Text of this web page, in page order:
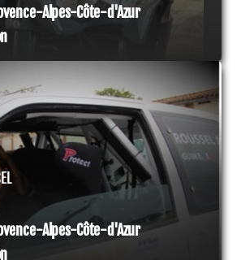
Alpes-Côte-d'Azur
Alpes-Côte-d'Azur